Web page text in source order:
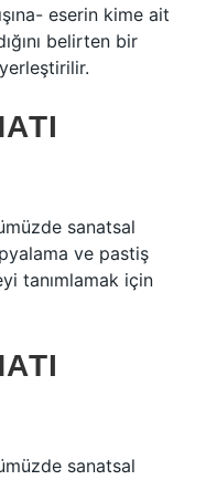
eserin kime ait
belirten bir
sanatsal
ve pastiş
tanımlamak için
sanatsal